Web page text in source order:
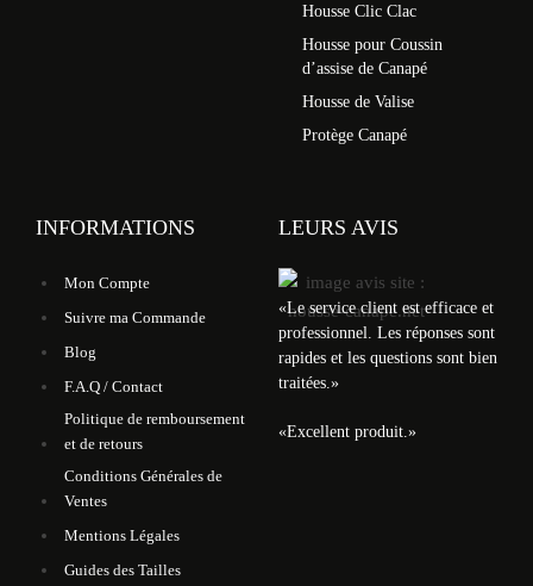
Housse Clic Clac
Housse pour Coussin
d’assise de Canapé
Housse de Valise
Protège Canapé
INFORMATIONS
Mon Compte
Suivre ma Commande
Blog
F.A.Q / Contact
Politique de remboursement
et de retours
Conditions Générales de
Ventes
Mentions Légales
Guides des Tailles
LEURS AVIS
«Le service client est efficace et
professionnel. Les réponses sont
rapides et les questions sont bien
traitées. »
«Excellent produit. »